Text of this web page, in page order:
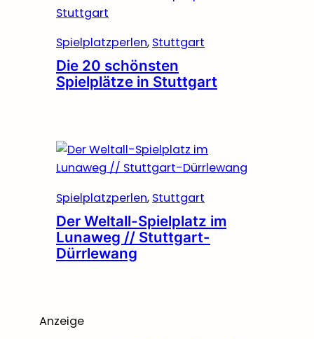
Spielplatzperlen, Stuttgart
Die 20 schönsten
Spielplätze in Stuttgart
Spielplatzperlen, Stuttgart
Der Weltall-Spielplatz im
Lunaweg // Stuttgart-
Dürrlewang
Anzeige